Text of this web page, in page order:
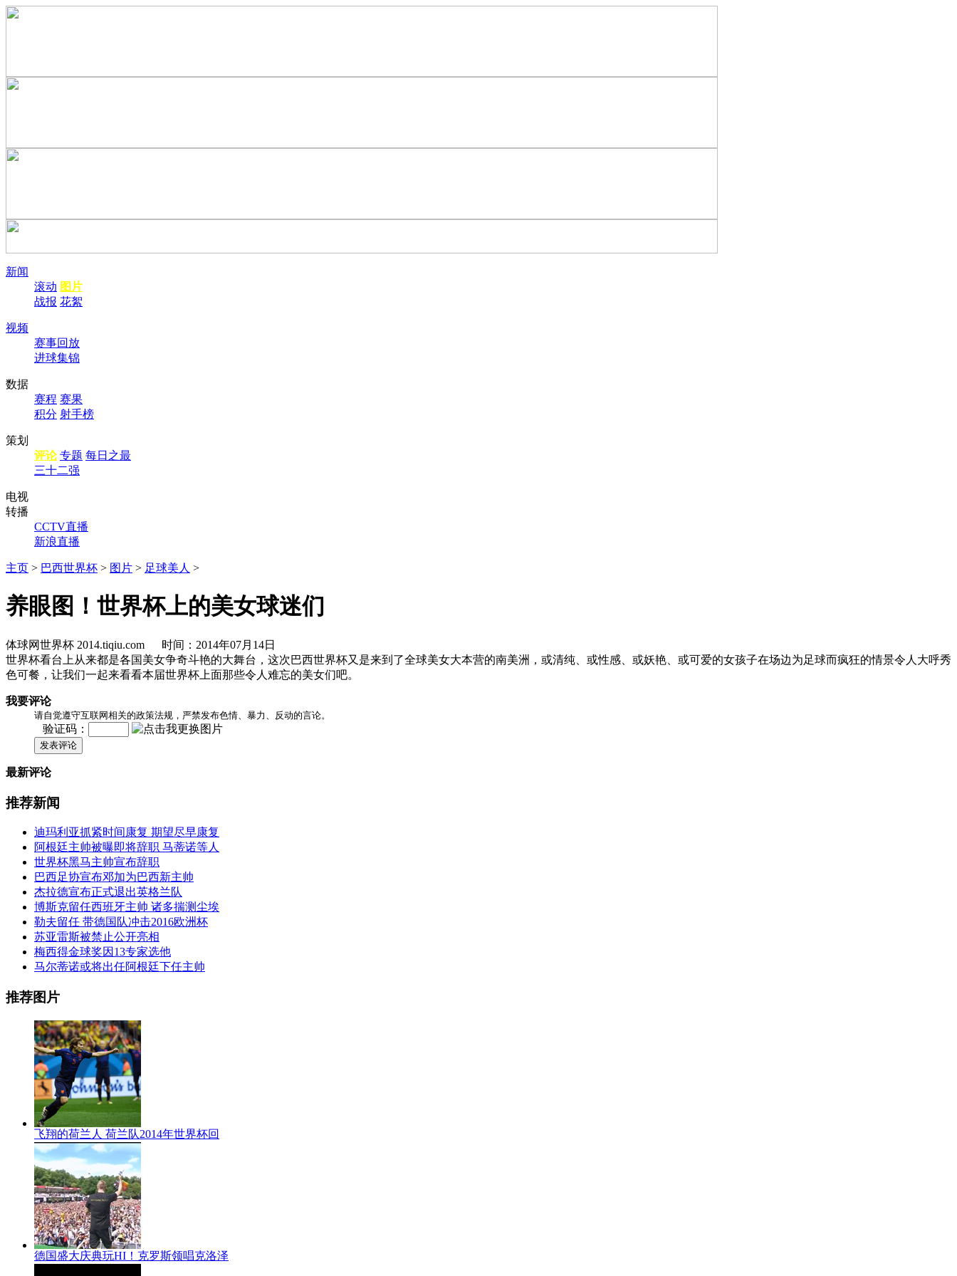
新闻
滚动 图片
战报 花絮
视频
赛事回放
进球集锦
数据
赛程 赛果
积分 射手榜
策划
评论 专题 每日之最
三十二强
电视
转播
CCTV直播
新浪直播
主页 > 巴西世界杯 > 图片 > 足球美人 >
养眼图！世界杯上的美女球迷们
体球网世界杯 2014.tiqiu.com 时间：2014年07月14日
世界杯看台上从来都是各国美女争奇斗艳的大舞台，这次巴西世界杯又是来到了全球美女大本营的南美洲，或清纯、或性感、或妖艳、或可爱的女孩子在场边为足球而疯狂的情景令人大呼秀
色可餐，让我们一起来看看本届世界杯上面那些令人难忘的美女们吧。
我要评论
请自觉遵守互联网相关的政策法规，严禁发布色情、暴力、反动的言论。
验证码：
发表评论
最新评论
推荐新闻
迪玛利亚抓紧时间康复 期望尽早康复
阿根廷主帅被曝即将辞职 马蒂诺等人
世界杯黑马主帅宣布辞职
巴西足协宣布邓加为巴西新主帅
杰拉德宣布正式退出英格兰队
博斯克留任西班牙主帅 诸多揣测尘埃
勒夫留任 带德国队冲击2016欧洲杯
苏亚雷斯被禁止公开亮相
梅西得金球奖因13专家选他
马尔蒂诺或将出任阿根廷下任主帅
推荐图片
飞翔的荷兰人 荷兰队2014年世界杯回
德国盛大庆典玩HI！克罗斯领唱克洛泽